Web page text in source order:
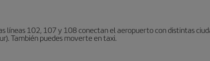
102, 107 y 108 conectan el aeropuerto con distintas
También puedes moverte en taxi.